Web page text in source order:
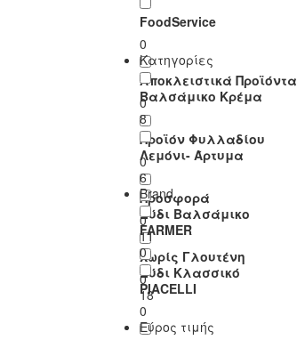
FoodService
0
Αποκλειστικά Προϊόντα
0
Προϊόν Φυλλαδίου
0
Προσφορά
0
Χωρίς Γλουτένη
0
Κατηγορίες
Βαλσάμικο Κρέμα
8
Λεμόνι- Άρτυμα
6
Ξύδι Βαλσάμικο
11
Ξύδι Κλασσικό
18
Brand
FARMER
0
PIACELLI
0
Εύρος τιμής